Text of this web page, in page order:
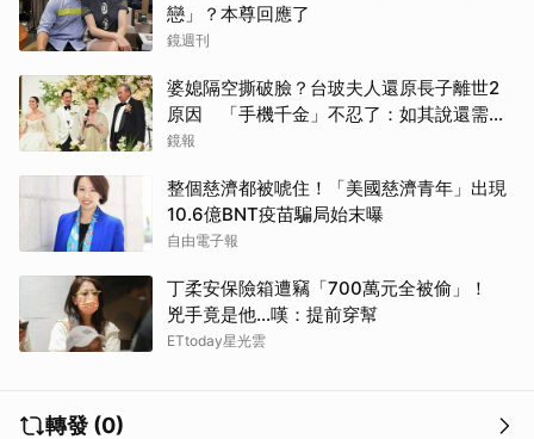
戀」？本尊回應了
鏡週刊
婆媳隔空撕破臉？台玻夫人還原長子離世2
原因 「手機千金」不忍了：如其說還需要
離開嗎？
鏡報
整個慈濟都被唬住！「美國慈濟青年」出現
10.6億BNT疫苗騙局始末曝
自由電子報
丁柔安保險箱遭竊「700萬元全被偷」！
兇手竟是他...嘆：提前穿幫
ETtoday星光雲
轉發 (0)